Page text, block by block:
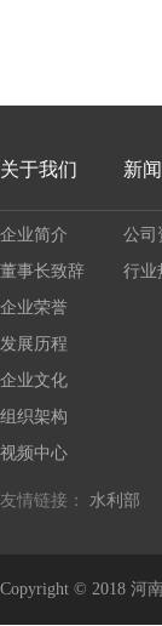
关于我们
企业简介
董事长致辞
企业荣誉
发展历程
企业文化
组织架构
视频中心
新
公司
行业
友情链接： 水利部
Copyright © 2018 河